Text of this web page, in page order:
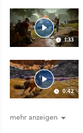
1:33
0:42
mehr anzeigen